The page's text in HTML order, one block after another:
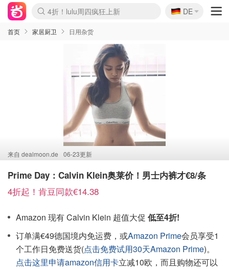
Boticinal 夏促开抢！
4折！lulu周四疯狂上新
还没结束！&OtherStories大促
Joybuy变相75折 随时失效
速领！Stanley独家85折
疑似霸哥！Camper额外叠85折
Zalando 奥莱闪促！每日更新
Moncler反季囤！5折起+叠9折
Coach Brooklyn仅€192
🇩🇪
DE
首页 家居厨卫 日用杂货
来自 dealmoon.de 06-23更新
Prime Day：Calvin Klein奥莱价！男士内裤才€8/条
4折起！肯豆同款€14.38
Amazon 现有 Calvin Klein 超值大促 低至4折!
订单满€49德国境内免运费，或Amazon Prime会员享受1
个工作日免费送货(点击免费试用30天Amazon Prime)。
点击这里申请amazon信用卡立减10欧，而且购物还可以